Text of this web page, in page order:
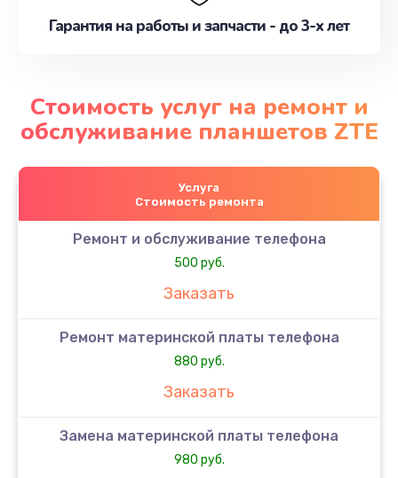
Гарантия на работы и запчасти - до 3-х лет
Стоимость услуг на ремонт и
обслуживание планшетов ZTE
Услуга
Стоимость ремонта
Ремонт и обслуживание телефона
500 руб.
Заказать
Ремонт материнской платы телефона
880 руб.
Заказать
Замена материнской платы телефона
980 руб.